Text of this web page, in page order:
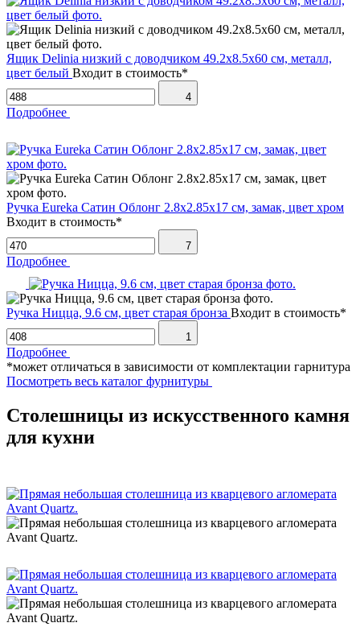
Ящик Delinia низкий с доводчиком 49.2х8.5х60 см, металл,
цвет белый Входит в стоимость*
4
Подробнее
Ручка Eureka Сатин Облонг 2.8х2.85х17 см, замак, цвет хром
Входит в стоимость*
7
Подробнее
Ручка Ницца, 9.6 см, цвет старая бронза Входит в стоимость*
1
Подробнее
*может отличаться в зависимости от комплектации гарнитура
Посмотреть весь каталог фурнитуры
Столешницы из искусственного камня
для кухни